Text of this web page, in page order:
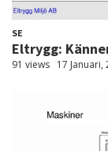
SE
Eltrygg:
91 views 17 Januari,